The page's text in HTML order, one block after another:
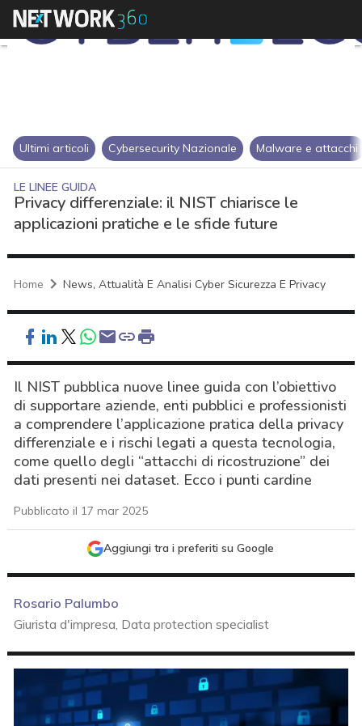
Ultimi articoli Cybersecurity Nazionale Malware e attacchi
LE LINEE GUIDA
Privacy differenziale: il NIST chiarisce le
applicazioni pratiche e le sfide future
Home News, Attualità E Analisi Cyber Sicurezza E Privacy
Il NIST pubblica nuove linee guida con l’obiettivo
di supportare aziende, enti pubblici e professionisti
a comprendere l’applicazione pratica della privacy
differenziale e i rischi legati a questa tecnologia,
come quello degli “attacchi di ricostruzione” dei
dati presenti nei dataset. Ecco i punti cardine
Pubblicato il 17 mar 2025
Aggiungi tra i preferiti su Google
Rosario Palumbo
Giurista d'impresa, Data protection specialist